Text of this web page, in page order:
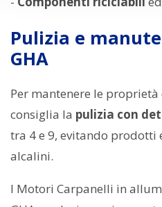
Pulizia e
GHA
Per mantenere le
consiglia la pulizia con
tra 4 e 9, evitando prodotti
alcalini.
I Motori Carpanelli in